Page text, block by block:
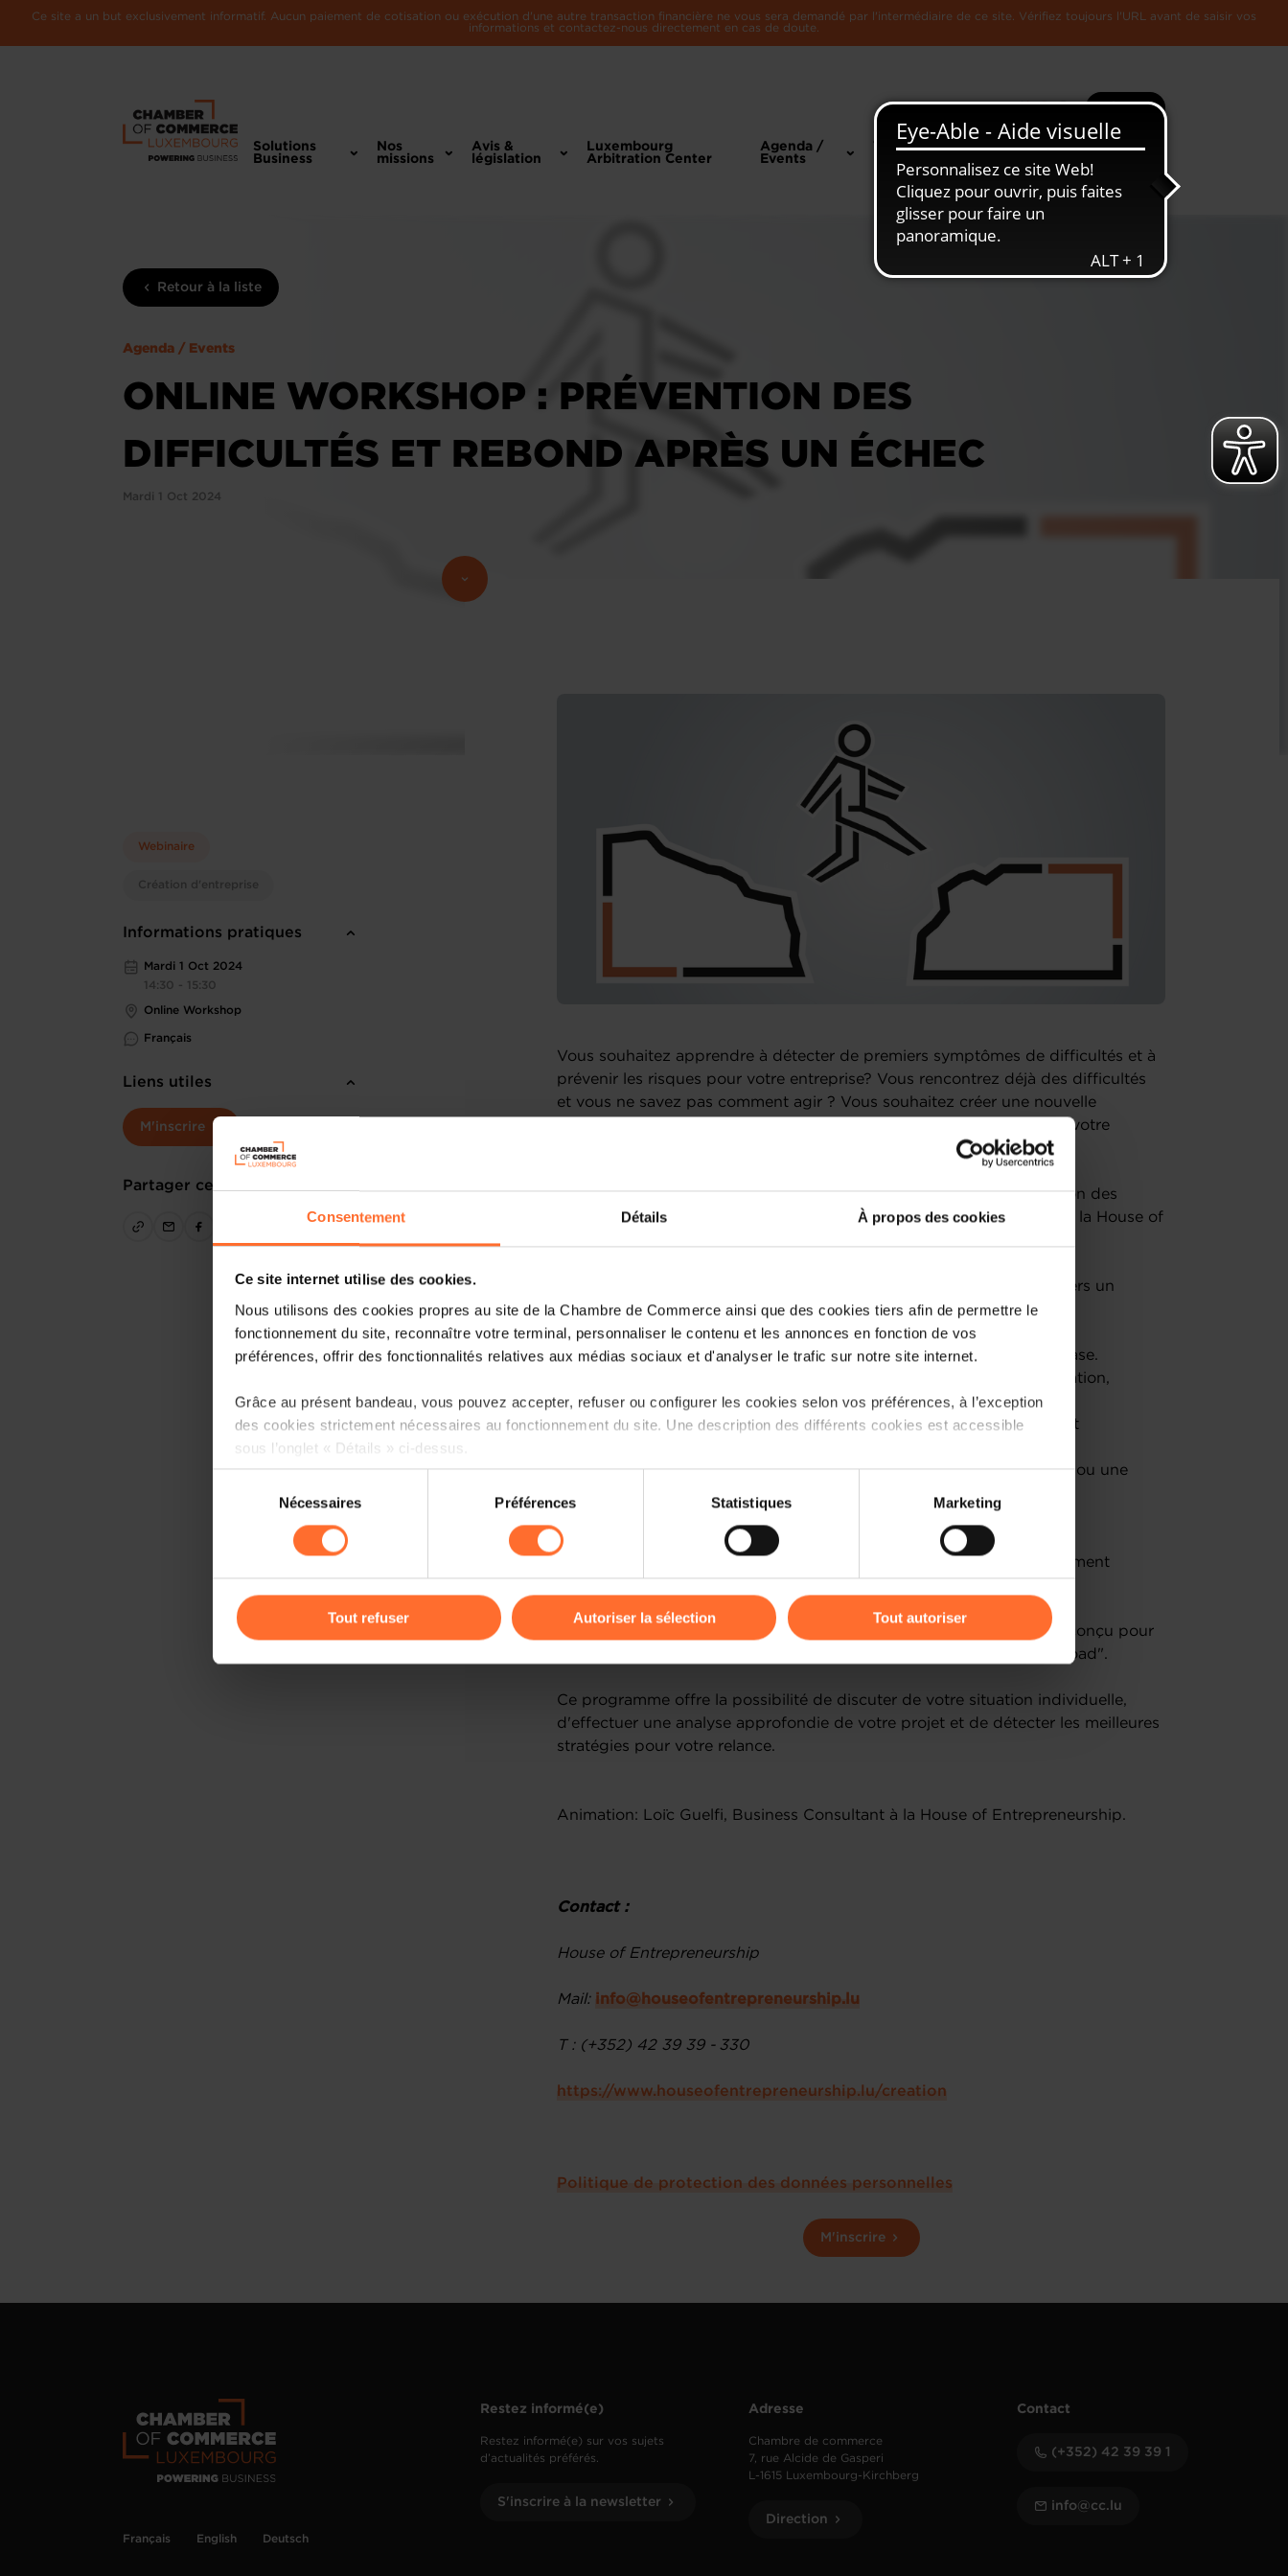
Consentement Détails À propos des cookies
Ce site internet utilise des cookies.
Nous utilisons des cookies propres au site de la Chambre de Commerce ainsi que des cookies tiers afin de permettre le
fonctionnement du site, reconnaître votre terminal, personnaliser le contenu et les annonces en fonction de vos
préférences, offrir des fonctionnalités relatives aux médias sociaux et d'analyser le trafic sur notre site internet.
Grâce au présent bandeau, vous pouvez accepter, refuser ou configurer les cookies selon vos préférences, à l’exception
des cookies strictement nécessaires au fonctionnement du site. Une description des différents cookies est accessible
sous l’onglet « Détails » ci-dessus.
Il est précisé que la navigation sur le site et certaines fonctionnalités (ex : lecture de vidéos, partage sur les réseaux
sociaux, sauvegarde des préférences de lecture vidéo, personnalisation de l’affichage du site) peuvent être affectées en
cas de refus de tous les cookies ou des cookies non nécessaires.
gauche de chaque page.
consentement
Nécessaires Préférences Statistiques Marketing
Tout refuser Autoriser la sélection Tout autoriser
Ce site a un but exclusivement informatif. Aucun paiement de cotisation ou exécution d'une autre transaction financière ne vous sera demandé par l'intermédiaire de ce site. Vérifiez toujours l'URL avant de saisir vos
informations et contactez-nous directement en cas de doute.
Recherche Plus
Solutions
Business
Nos
missions
Avis &
législation
Luxembourg
Arbitration Center
Agenda /
Events
Toute
L'Economie
Retour à la liste
Agenda / Events
ONLINE WORKSHOP : PRÉVENTION DES
DIFFICULTÉS ET REBOND APRÈS UN ÉCHEC
Mardi 1 Oct 2024
Webinaire
Création d'entreprise
Informations pratiques
Mardi 1 Oct 2024
14:30 - 15:30
Online Workshop
Français
Liens utiles
M'inscrire
Partager cet article
Vous souhaitez apprendre à détecter de premiers symptômes de difficultés et à
prévenir les risques pour votre entreprise? Vous rencontrez déjà des difficultés
et vous ne savez pas comment agir ? Vous souhaitez créer une nouvelle
entreprise au Luxembourg après l'arrêt volontaire ou involontaire de votre
Nous vous invitons à participer à notre webinaire intitulé : "Prévention des
difficultés et rebond après un échec ", présenté par les conseillers de la House of
Lors de ce webinaire nous aborderons les points clés suivants à travers un
tutoriel suivi d’une discussion en direct avec un conseiller:
• Bref panorama de la prévention des difficultés au Luxembourg
• Anticipation et détection des signaux faibles; outils financiers de base.
• Mécanismes amiables et judiciaires pour gérer les difficultés : médiation,
conciliation, réorganisation judiciaire...
• Gestion de crise : outils pour rebondir, restructuration de la dette, et
• Le rebond après un échec : processus de création après une faillite ou une
A l’issue de ce webinaire, vous serez en mesure de comprendre comment
Envie d’aller plus loin?
Postulez à notre parcours d'accompagnement gratuit spécialement conçu pour
les entrepreneurs souhaitant se relancer après un échec, appelé "Reload".
Ce programme offre la possibilité de discuter de votre situation individuelle,
d'effectuer une analyse approfondie de votre projet et de détecter les meilleures
stratégies pour votre relance.
Animation: Loïc Guelfi, Business Consultant à la House of Entrepreneurship.
Contact :
House of Entrepreneurship
Mail: info@houseofentrepreneurship.lu
T : (+352) 42 39 39 - 330
https://www.houseofentrepreneurship.lu/creation
Politique de protection des données personnelles
M'inscrire
Français English Deutsch
Restez informé(e)
Restez informé(e) sur vos sujets
d’actualités préférés.
S'inscrire à la newsletter
Adresse
Chambre de commerce
7, rue Alcide de Gasperi
L-1615 Luxembourg-Kirchberg
Direction
Contact
(+352) 42 39 39 1
info@cc.lu